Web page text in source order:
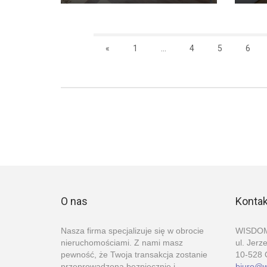
« 1 4 5 6
O nas
Nasza firma specjalizuje się w obrocie
nieruchomościami. Z nami masz
pewność, że Twoja transakcja zostanie
ul.
10-528